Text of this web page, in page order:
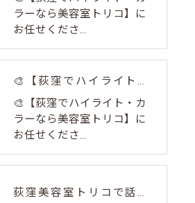
ラーなら美容室トリコ】に
お任せくださ...
🎨【荻窪でハイライト・カラーなら美容室トリコ】にお任せくださ...
🎨【荻窪でハイライト・カ
ラーなら美容室トリコ】に
お任せくださ...
荻窪美容室トリコで話題の【髪質改善ストレート】✨